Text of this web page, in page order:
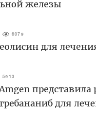
железы
6079
для
5913
представила
для